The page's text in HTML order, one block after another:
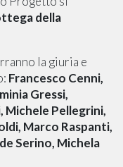
della
la giuria e
Francesco Cenni,
Gressi,
Michele Pellegrini,
Marco Raspanti,
Serino, Michela